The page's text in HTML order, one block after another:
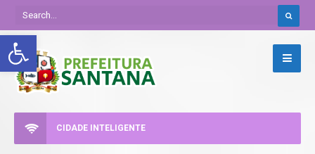
Abrir a barra de ferramentas
CIDADE INTELIGENTE